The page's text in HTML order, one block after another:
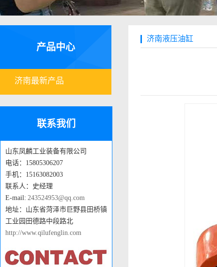
产品中心
济南最新产品
联系我们
山东凤麟工业装备有限公司
电话：15805306207
手机：15163082003
联系人：史经理
E-mail: 243524953@qq.com
地址：山东省菏泽市巨野县田桥镇
工业园田德路中段路北
http://www.qilufenglin.com
济南液压油缸